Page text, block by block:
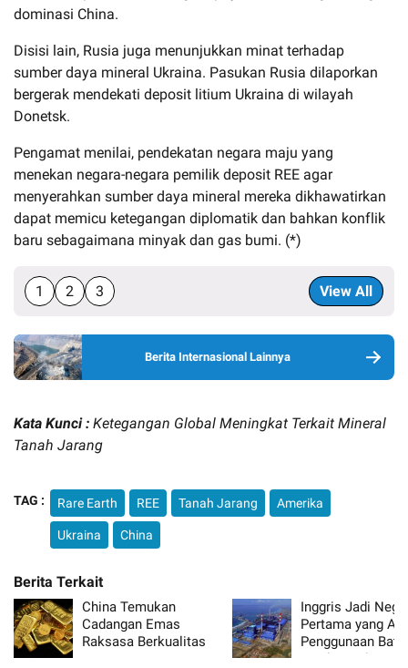
dominasi China.
Disisi lain, Rusia juga menunjukkan minat terhadap
sumber daya mineral Ukraina. Pasukan Rusia dilaporkan
bergerak mendekati deposit litium Ukraina di wilayah
Donetsk.
Pengamat menilai, pendekatan negara maju yang
menekan negara-negara pemilik deposit REE agar
menyerahkan sumber daya mineral mereka dikhawatirkan
dapat memicu ketegangan diplomatik dan bahkan konflik
baru sebagaimana minyak dan gas bumi. (*)
1 2 3 View All
Berita Internasional Lainnya
Kata Kunci : Ketegangan Global Meningkat Terkait Mineral
Tanah Jarang
TAG : Rare Earth REE Tanah Jarang Amerika
Ukraina China
China Temukan
Cadangan Emas
Raksasa Berkualitas
Inggris Jadi
Pertama yang
Penggunaan
untuk